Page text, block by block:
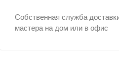
Собственная служба
мастера на дом или в офис